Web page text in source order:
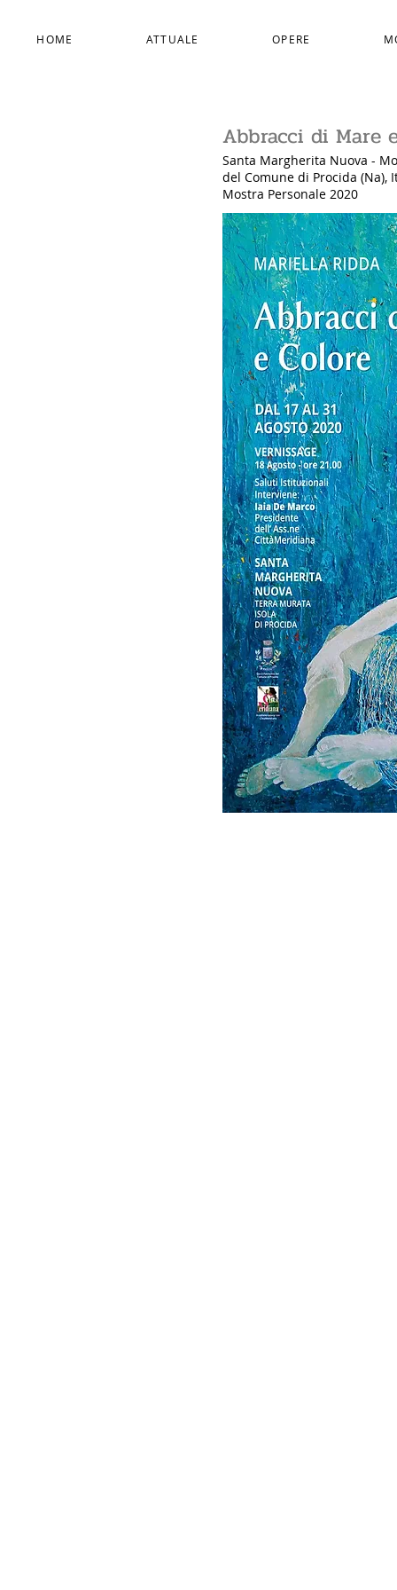
HOME ATTUALE OPERE
Abbracci di Mare
Santa Margherita Nuova -
del Comune di Procida (Na),
Mostra Personale 2020